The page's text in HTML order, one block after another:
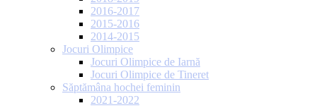
2016-2017
2015-2016
2014-2015
Jocuri Olimpice
Jocuri Olimpice de Iarnă
Jocuri Olimpice de Tineret
Săptămâna hochei feminin
2021-2022